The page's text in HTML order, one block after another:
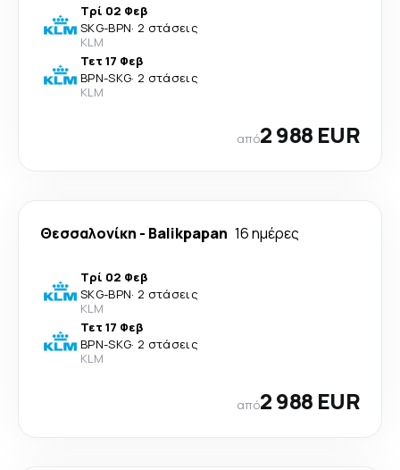
Τρί 02 Φεβ
SKG-BPN· 2 στάσεις
KLM
Τετ 17 Φεβ
BPN-SKG· 2 στάσεις
KLM
από2 988 EUR
Θεσσαλονίκη - Balikpapan 16 ημέρες
Τρί 02 Φεβ
SKG-BPN· 2 στάσεις
KLM
Τετ 17 Φεβ
BPN-SKG· 2 στάσεις
KLM
από2 988 EUR